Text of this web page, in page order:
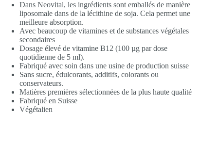
Dans Neovital, les ingrédients sont emballés de manière
liposomale dans de la lécithine de soja. Cela permet une
meilleure absorption.
Avec beaucoup de vitamines et de substances végétales
secondaires
Dosage élevé de vitamine B12 (100 µg par dose
quotidienne de 5 ml).
Fabriqué avec soin dans une usine de production suisse
Sans sucre, édulcorants, additifs, colorants ou
conservateurs.
Matières premières sélectionnées de la plus haute qualité
Fabriqué en Suisse
Végétalien